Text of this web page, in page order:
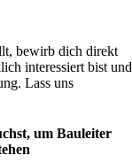
bewirb dich direkt
interessiert bist und
Lass uns
um Bauleiter